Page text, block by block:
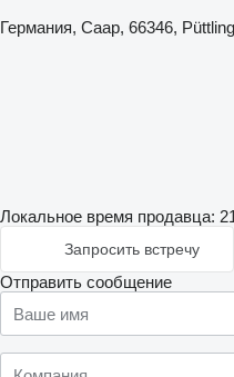
Германия, Саар, 66346,
Локальное время продавца:
Запросить встречу
Отправить сообщение